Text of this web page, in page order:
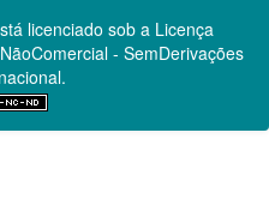
licenciado sob a Licença
- SemDerivações